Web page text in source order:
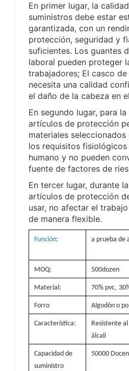
En primer lugar, la
suministros debe estar
garantizada, con un
protección, seguridad y
suficientes. Los guantes
laboral pueden proteger
trabajadores; El casco
necesita una calidad
el daño de la cabeza en
En segundo lugar, para
artículos de protección
materiales
los requisitos
humano y no pueden
fuente de factores de
En tercer lugar, durante
artículos de protección
usar, no afectar el
de manera flexible.
Función: a prueba de
MOQ: 500dozen
Material: 70% pvc,
Forro Algodón o
Característica:
Resistente
álcali
Capacidad de
suministro
50000